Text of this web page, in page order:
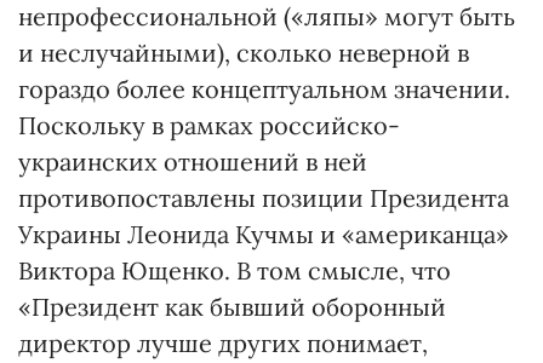
непрофессиональной («ляпы» могут быть
и неслучайными), сколько неверной в
гораздо более концептуальном значении.
Поскольку в рамках российско-
украинских отношений в ней
противопоставлены позиции Президента
Украины Леонида Кучмы и «американца»
Виктора Ющенко. В том смысле, что
«Президент как бывший оборонный
директор лучше других понимает,